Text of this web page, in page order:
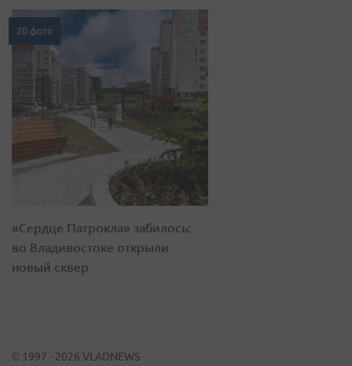
20 фото
«Сердце Патрокла» забилось:
во Владивостоке открыли
новый сквер
© 1997 - 2026 VLADNEWS